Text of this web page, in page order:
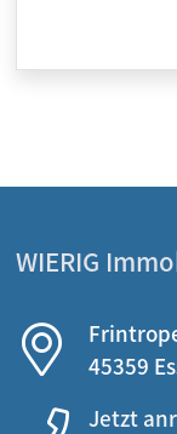
WIERIG
45359
Jetzt